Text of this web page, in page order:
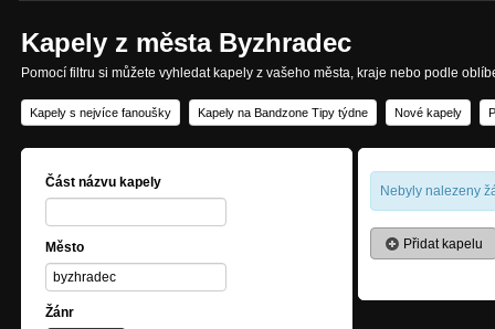
Kapely z města Byzhradec
Pomocí filtru si můžete vyhledat kapely z vašeho města, kraje nebo podle
Kapely s nejvíce fanoušky Kapely na Bandzone Tipy týdne Nové kapely
Část názvu kapely
Město
Žánr
Nebyly nalezeny
Přidat kapelu